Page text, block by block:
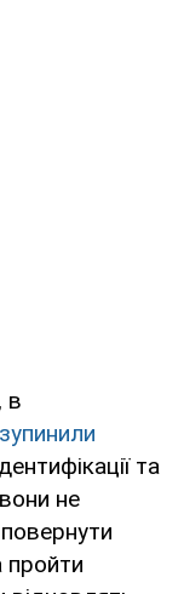
в
та
не
пройти